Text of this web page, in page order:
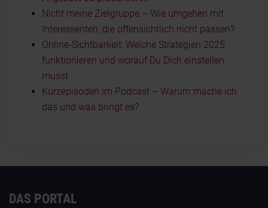
Nicht meine Zielgruppe – Wie umgehen mit
Interessenten, die offensichtlich nicht passen?
Online-Sichtbarkeit: Welche Strategien 2025
funktionieren und worauf Du Dich einstellen
musst
Kurzepisoden im Podcast – Warum mache ich
das und was bringt es?
DAS PORTAL